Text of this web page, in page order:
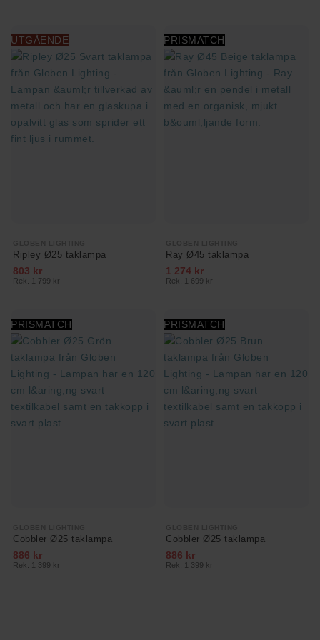
UTGÅENDE
Ripley Ø25 taklampa
803 kr
Rek. 1 799 kr
PRISMATCH
Ray Ø45 taklampa
1 274 kr
Rek. 1 699 kr
PRISMATCH
Cobbler Ø25 taklampa
886 kr
Rek. 1 399 kr
PRISMATCH
Cobbler Ø25 taklampa
886 kr
Rek. 1 399 kr